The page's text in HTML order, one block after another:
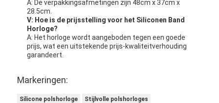
A: De verpakkingsafmetingen zijn 48cm x 37cm x
28.5cm.
V: Hoe is de prijsstelling voor het Siliconen Band
Horloge?
A: Het horloge wordt aangeboden tegen een goede
prijs, wat een uitstekende prijs-kwaliteitverhouding
garandeert.
Markeringen:
Silicone polshorloge Stijlvolle polshorloges